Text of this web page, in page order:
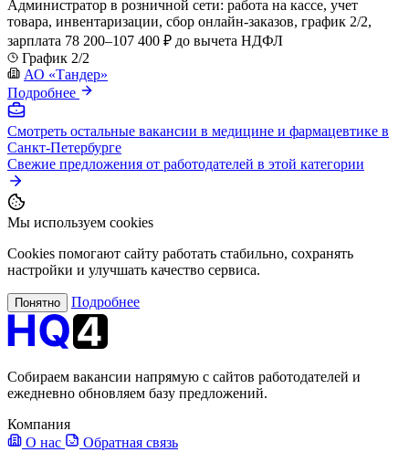
Администратор в розничной сети: работа на кассе, учет
товара, инвентаризации, сбор онлайн-заказов, график 2/2,
зарплата 78 200–107 400 ₽ до вычета НДФЛ
График 2/2
АО «Тандер»
Подробнее
Смотреть остальные вакансии в медицине и фармацевтике в
Санкт-Петербурге
Свежие предложения от работодателей в этой категории
Мы используем cookies
Cookies помогают сайту работать стабильно, сохранять
настройки и улучшать качество сервиса.
Понятно Подробнее
Собираем вакансии напрямую с сайтов работодателей и
ежедневно обновляем базу предложений.
Компания
О нас
Обратная связь